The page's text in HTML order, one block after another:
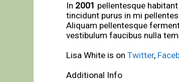
In 2001 pellentesque
tincidunt purus in mi
Aliquam pellentesque
vestibulum faucibus nulla
Lisa White is on Twitter,
Additional Info